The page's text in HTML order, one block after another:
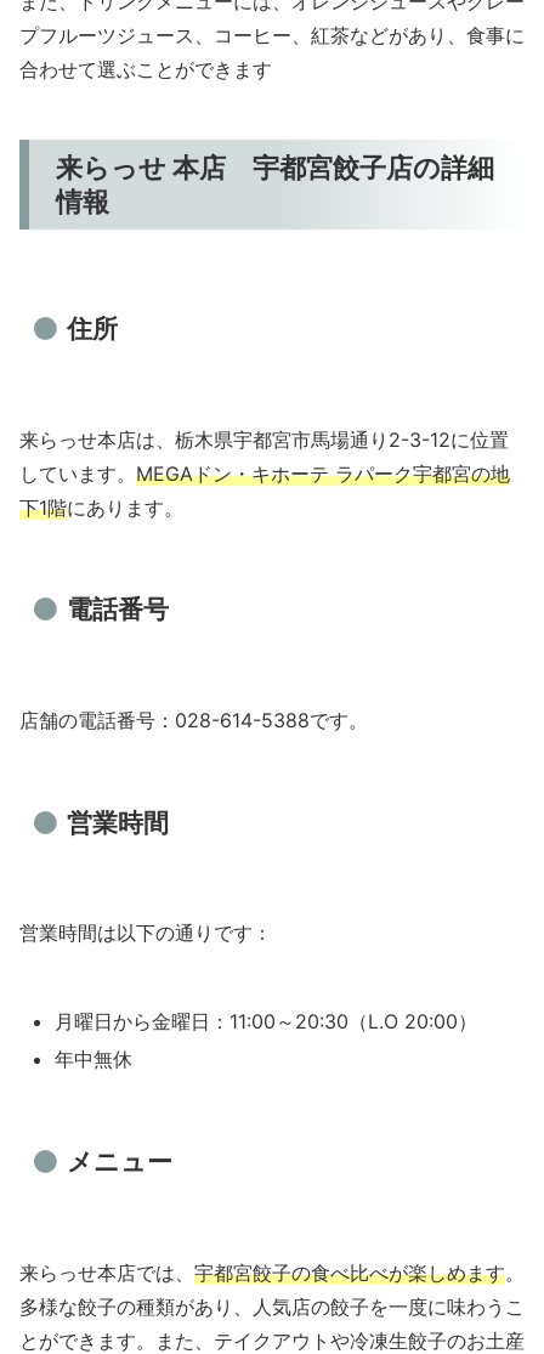
プフルーツジュース、コーヒー、紅茶などがあり、食事に
合わせて選ぶことができます
来らっせ 本店 宇都宮餃子店の詳細
情報
住所
来らっせ本店は、栃木県宇都宮市馬場通り2-3-12に位置
しています。 MEGAドン・キホーテ ラパーク宇都宮の地
下1階にあります。
電話番号
店舗の電話番号：028-614-5388です。
営業時間
営業時間は以下の通りです：
月曜日から金曜日：11:00～20:30（L.O 20:00）
年中無休
メニュー
来らっせ本店では、 宇都宮餃子の食べ比べが楽しめます。
多様な餃子の種類があり、人気店の餃子を一度に味わうこ
とができます。また、テイクアウトや冷凍生餃子のお土産